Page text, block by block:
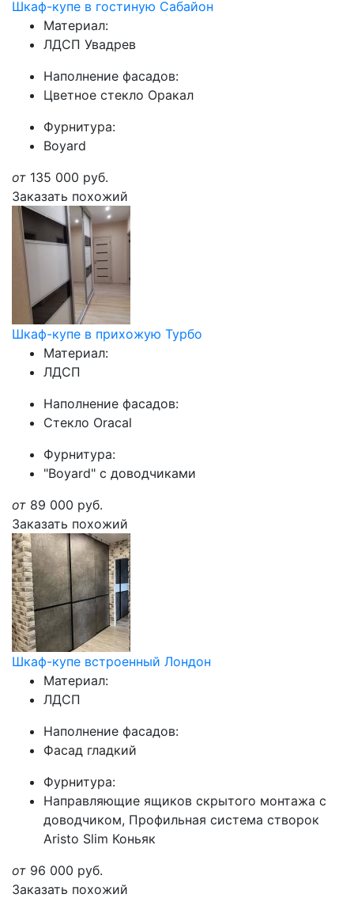
Шкаф-купе в гостиную Сабайон
Материал:
ЛДСП Увадрев
Наполнение фасадов:
Цветное стекло Оракал
Фурнитура:
Boyard
от 135 000 руб.
Заказать похожий
Шкаф-купе в прихожую Турбо
Материал:
ЛДСП
Наполнение фасадов:
Стекло Oracal
Фурнитура:
"Boyard" с доводчиками
от 89 000 руб.
Заказать похожий
Шкаф-купе встроенный Лондон
Материал:
ЛДСП
Наполнение фасадов:
Фасад гладкий
Фурнитура:
Направляющие ящиков скрытого монтажа с
доводчиком, Профильная система створок
Aristo Slim Коньяк
от 96 000 руб.
Заказать похожий